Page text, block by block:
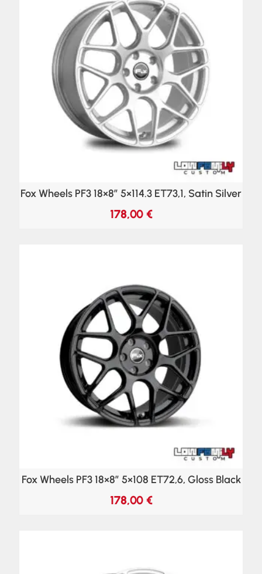
Fox Wheels PF3 18×8″ 5×114.3 ET73,1, Satin Silver
178,00 €
Fox Wheels PF3 18×8″ 5×108 ET72,6, Gloss Black
178,00 €